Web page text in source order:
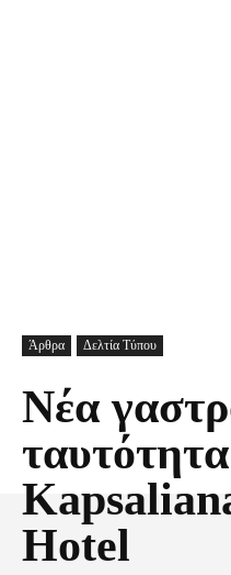
Άρθρα Δελτία Τύπου
Νέα
Hotel